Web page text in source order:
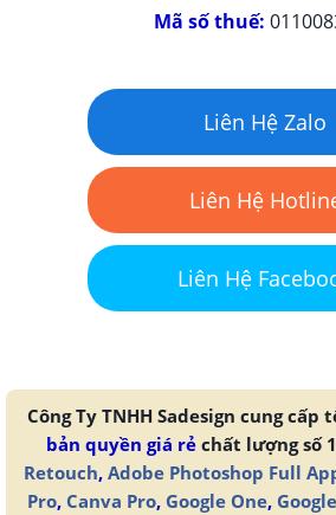
Mã số thuế:
Liên Hệ Zalo
Liên Hệ
Liên Hệ
Công Ty TNHH Sadesign cung cấp
bản quyền giá rẻchất lượng số
Retouch, Adobe Photoshop Full
Pro, Canva Pro, Google One,